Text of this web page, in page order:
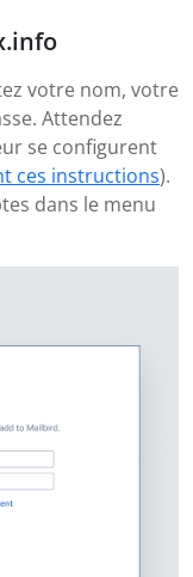
votre nom, votre
Attendez
se configurent
ces instructions).
dans le menu